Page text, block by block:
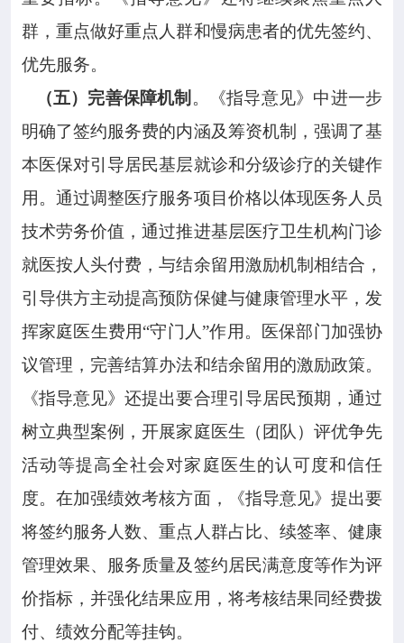
群，重点做好重点人群和慢病患者的优先签约、
优先服务。
（五）完善保障机制 。《指导意见》中进一步
明确了签约服务费的内涵及筹资机制，强调了基
本医保对引导居民基层就诊和分级诊疗的关键作
用。通过调整医疗服务项目价格以体现医务人员
技术劳务价值，通过推进基层医疗卫生机构门诊
就医按人头付费，与结余留用激励机制相结合，
引导供方主动提高预防保健与健康管理水平，发
挥家庭医生费用“守门人”作用。医保部门加强协
议管理，完善结算办法和结余留用的激励政策。
《指导意见》还提出要合理引导居民预期，通过
树立典型案例，开展家庭医生（团队）评优争先
活动等提高全社会对家庭医生的认可度和信任
度。在加强绩效考核方面，《指导意见》提出要
将签约服务人数、重点人群占比、续签率、健康
管理效果、服务质量及签约居民满意度等作为评
价指标，并强化结果应用，将考核结果同经费拨
付、绩效分配等挂钩。